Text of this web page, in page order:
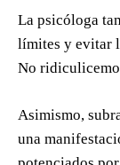
La psicóloga
límites y evitar
No
Asimismo,
una